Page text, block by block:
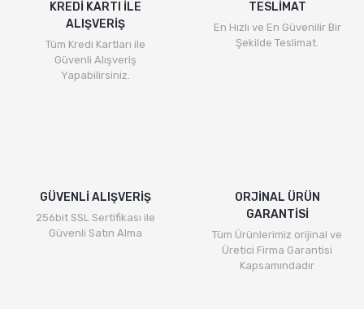
KREDİ KARTI İLE
ALIŞVERİŞ
Tüm Kredi Kartları ile
Güvenli Alışveriş
Yapabilirsiniz.
TESLİMAT
En Hızlı ve En Güvenilir Bir
Şekilde Teslimat.
GÜVENLİ ALIŞVERİŞ
256bit SSL Sertifikası ile
Güvenli Satın Alma
ORJİNAL ÜRÜN
GARANTİSİ
Tüm Ürünlerimiz orijinal ve
Üretici Firma Garantisi
Kapsamındadır